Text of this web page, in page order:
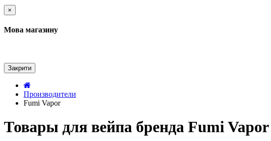
×
Мова магазину
Закрити
Производители
Fumi Vapor
Товары для вейпа бренда Fumi Vapor